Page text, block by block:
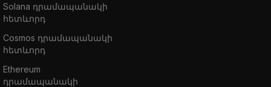
Solana դրամապանակի
հետևորդ
Cosmos դրամապանակի
հետևորդ
Ethereum
դրամապանակի